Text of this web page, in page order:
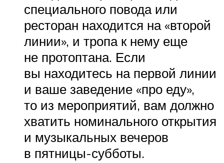
специального повода или
ресторан находится на «второй
линии», и тропа к нему еще
не протоптана. Если
вы находитесь на первой линии
и ваше заведение «про еду»,
то из мероприятий, вам должно
хватить номинального открытия
и музыкальных вечеров
в пятницы-субботы.